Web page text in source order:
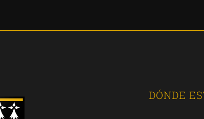
DÓNDE